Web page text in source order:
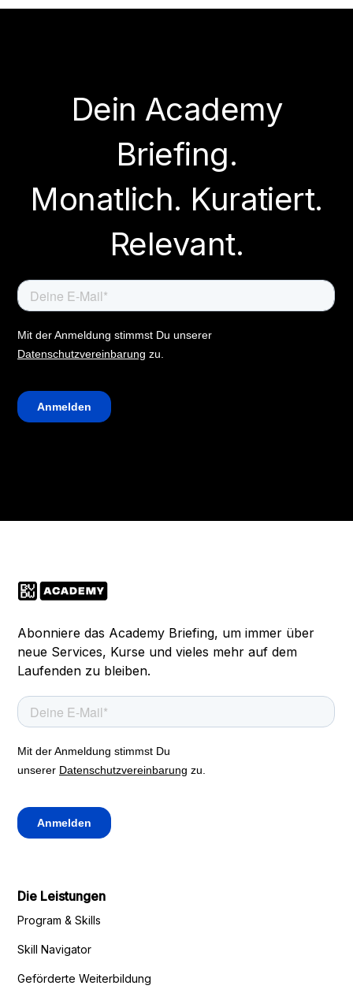
Dein Academy
Briefing.
Monatlich. Kuratiert.
Relevant.
Abonniere das Academy Briefing, um immer über
neue Services, Kurse und vieles mehr auf dem
Laufenden zu bleiben.
Die Leistungen
Program & Skills
Skill Navigator
Geförderte Weiterbildung